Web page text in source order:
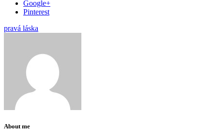
Google+
Pinterest
pravá láska
About me